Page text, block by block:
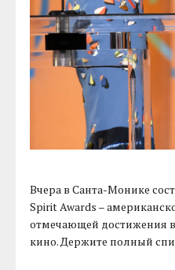
Вчера в Санта-Монике
Spirit Awards –
отмечающей достижения
кино. Держите полный